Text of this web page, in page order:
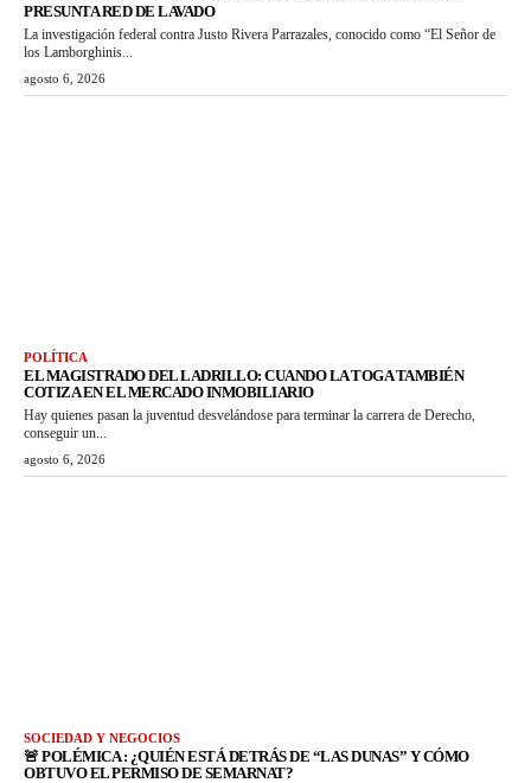
PRESUNTA RED DE LAVADO
La investigación federal contra Justo Rivera Parrazales, conocido como “El Señor de
los Lamborghinis...
agosto 6, 2026
POLÍTICA
EL MAGISTRADO DEL LADRILLO: CUANDO LA TOGA TAMBIÉN
COTIZA EN EL MERCADO INMOBILIARIO
Hay quienes pasan la juventud desvelándose para terminar la carrera de Derecho,
conseguir un...
agosto 6, 2026
SOCIEDAD Y NEGOCIOS
🚨 POLÉMICA : ¿QUIÉN ESTÁ DETRÁS DE “LAS DUNAS” Y CÓMO
OBTUVO EL PERMISO DE SEMARNAT?